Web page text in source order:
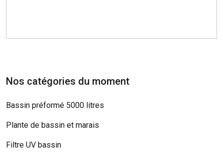
Nos catégories du moment
Bassin préformé 5000 litres
Plante de bassin et marais
Filtre UV bassin